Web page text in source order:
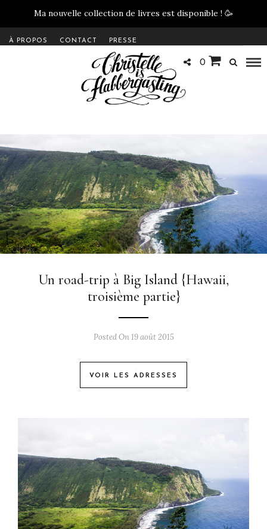
Ma nouvelle collection de livres est disponible ! 🥳
À PROPOS CONTACT PRESSE
0
Un road-trip à Big Island {Hawaii,
troisième partie}
Posted On 19 août 2015
VOIR LES ADRESSES